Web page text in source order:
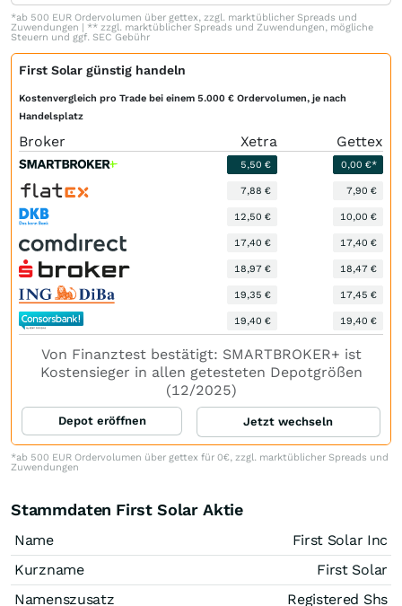
*ab 500 EUR Ordervolumen über gettex, zzgl. marktüblicher Spreads und
Zuwendungen | ** zzgl. marktüblicher Spreads und Zuwendungen, mögliche
Steuern und ggf. SEC Gebühr
First Solar günstig handeln
Kostenvergleich pro Trade bei einem 5.000 € Ordervolumen, je nach
Handelsplatz
Broker Xetra Gettex
5,50 € 0,00 €*
7,88 € 7,90 €
12,50 € 10,00 €
17,40 € 17,40 €
18,97 € 18,47 €
19,35 € 17,45 €
19,40 € 19,40 €
Von Finanztest bestätigt: SMARTBROKER+ ist
Kostensieger in allen getesteten Depotgrößen
(12/2025)
Depot eröffnen Jetzt wechseln
*ab 500 EUR Ordervolumen über gettex für 0€, zzgl. marktüblicher Spreads und
Zuwendungen
Stammdaten First Solar Aktie
Name
First Solar Inc
Kurzname
First Solar
Namenszusatz
Registered Shs